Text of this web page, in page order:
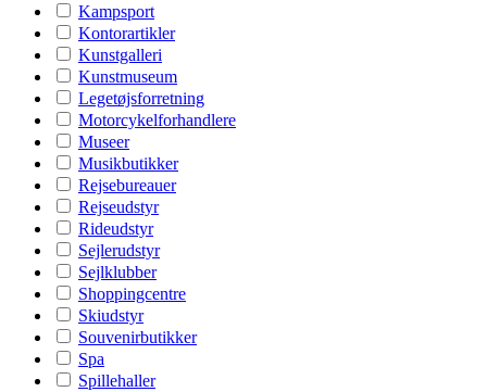
Kampsport
Kontorartikler
Kunstgalleri
Kunstmuseum
Legetøjsforretning
Motorcykelforhandlere
Museer
Musikbutikker
Rejsebureauer
Rejseudstyr
Rideudstyr
Sejlerudstyr
Sejlklubber
Shoppingcentre
Skiudstyr
Souvenirbutikker
Spa
Spillehaller